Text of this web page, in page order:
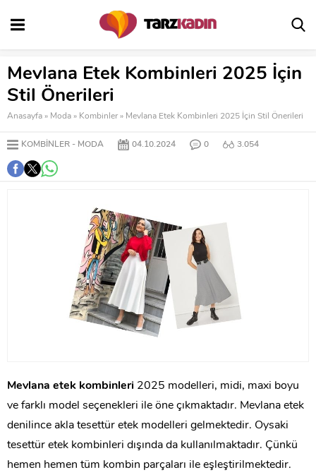
Mevlana Etek Kombinleri 2025 İçin
Stil Önerileri
Anasayfa » Moda » Kombinler » Mevlana Etek Kombinleri 2025 İçin Stil Önerileri
KOMBINLER MODA 04.10.2024 0 3.054
Mevlana etek kombinleri 2025 modelleri, midi, maxi boyu
ve farklı model seçenekleri ile öne çıkmaktadır. Mevlana etek
denilince akla tesettür etek modelleri gelmektedir. Oysaki
tesettür etek kombinleri dışında da kullanılmaktadır. Çünkü
hemen hemen tüm kombin parçaları ile eşleştirilmektedir.